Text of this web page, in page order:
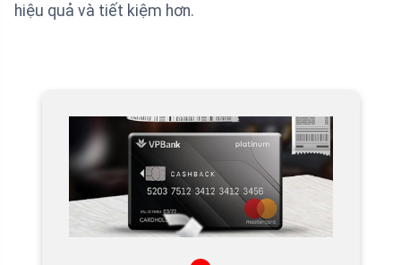
hiệu quả và tiết kiệm hơn.